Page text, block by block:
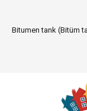
Güvenilir Chip